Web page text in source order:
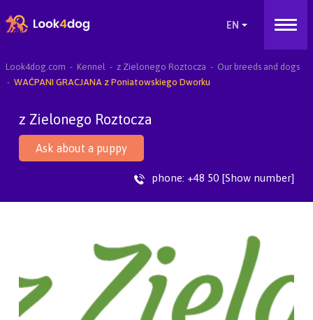
Look4dog.com Kennel z Zielonego Roztocza
Our breeds and dogs
WAĆPANI GRACJANA z Poniatowskiego Dworku
z Zielonego Roztocza
Ask about a puppy
phone: +48 50 [Show number]